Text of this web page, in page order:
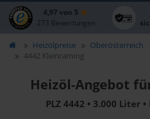
4,97 von 5
273 Bewertungen
Heizölpreise Oberösterreich
4442 Kleinraming
Heizöl-Angebot
PLZ 4442 • 3.000 Liter